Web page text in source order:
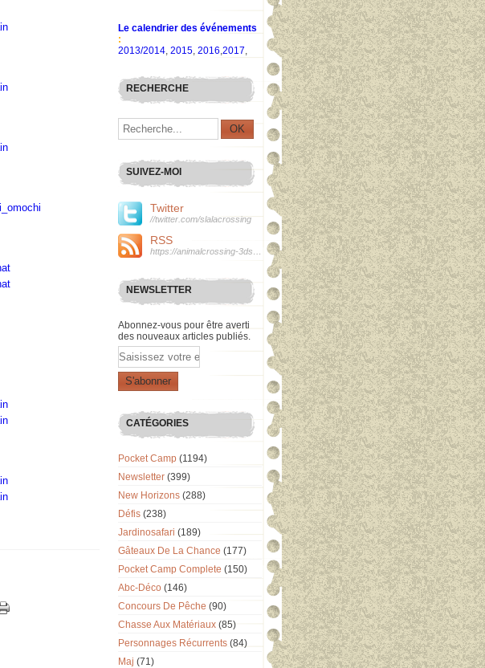
Le calendrier des événements
:
2013/2014, 2015, 2016,2017,
RECHERCHE
SUIVEZ-MOI
Twitter
//twitter.com/slalacrossing
RSS
NEWSLETTER
Abonnez-vous pour être averti
des nouveaux articles publiés.
Email
CATÉGORIES
Pocket Camp (1194)
Newsletter (399)
New Horizons (288)
Défis (238)
Jardinosafari (189)
Gâteaux De La Chance (177)
Pocket Camp Complete (150)
Abc-Déco (146)
Concours De Pêche (90)
Chasse Aux Matériaux (85)
Personnages Récurrents (84)
Maj (71)